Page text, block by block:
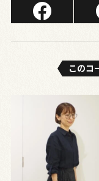
このコ